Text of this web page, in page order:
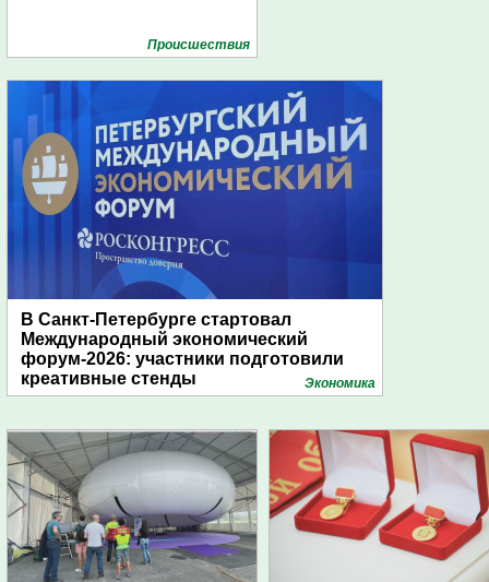
Проиcшествия
В Санкт-Петербурге стартовал
Международный экономический
форум-2026: участники подготовили
креативные стенды
Экономика